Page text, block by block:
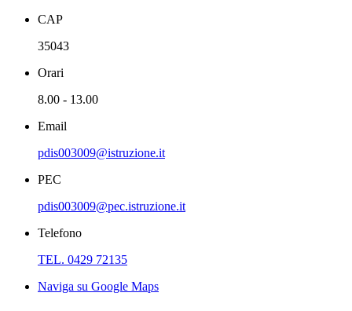
CAP
35043
Orari
8.00 - 13.00
Email
pdis003009@istruzione.it
PEC
pdis003009@pec.istruzione.it
Telefono
TEL. 0429 72135
Naviga su Google Maps